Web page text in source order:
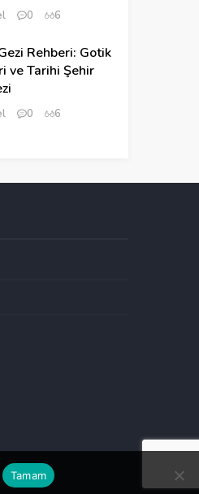
0 6
Rehberi: Gotik
ve Tarihi Şehir
0 6
Tamam